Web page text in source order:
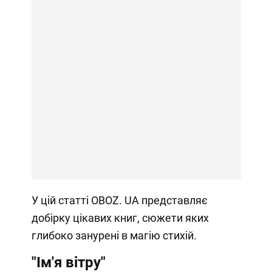
У цій статті OBOZ. UA представляє
добірку цікавих книг, сюжети яких
глибоко занурені в магію стихій.
"Ім'я вітру"